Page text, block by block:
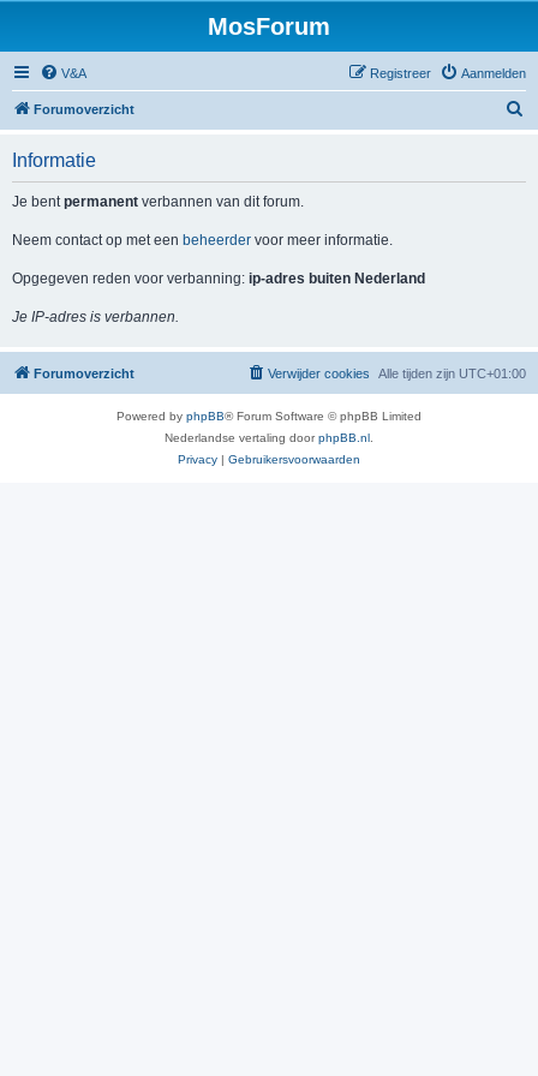
MosForum
V&A Aanmelden
Registreer
Forumoverzicht
Informatie
Je bentpermanent verbannen van dit forum.
Neem contact op met een beheerder voor meer informatie.
Opgegeven reden voor verbanning: ip-adres buiten Nederland
Je IP-adres is verbannen.
Forumoverzicht Alle tijden zijn UTC+01:00
Verwijder cookies
Powered by phpBB® Forum Software © phpBB Limited
Nederlandse vertaling doorphpBB.nl
Privacy | Gebruikersvoorwaarden